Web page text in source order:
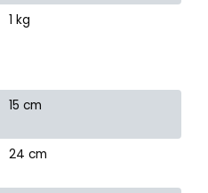
1 kg
15 cm
24 cm